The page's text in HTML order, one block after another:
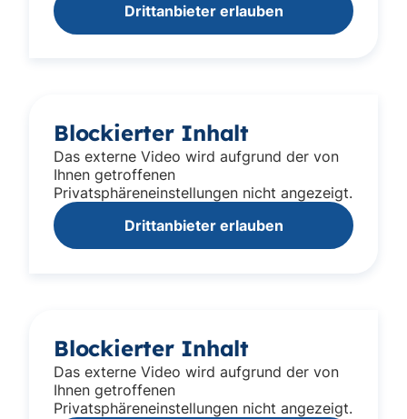
Drittanbieter erlauben
Blockierter Inhalt
Das externe Video wird aufgrund der von
Ihnen getroffenen
Privatsphäreneinstellungen nicht angezeigt.
Drittanbieter erlauben
Blockierter Inhalt
Das externe Video wird aufgrund der von
Ihnen getroffenen
Privatsphäreneinstellungen nicht angezeigt.